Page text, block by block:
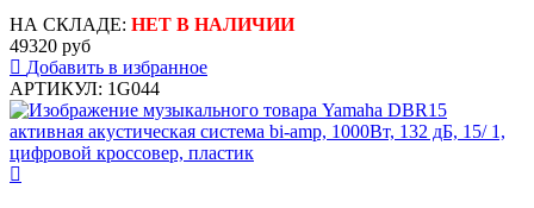
НА СКЛАДЕ: НЕТ В НАЛИЧИИ
49320 руб
Добавить в избранное
АРТИКУЛ: 1G044